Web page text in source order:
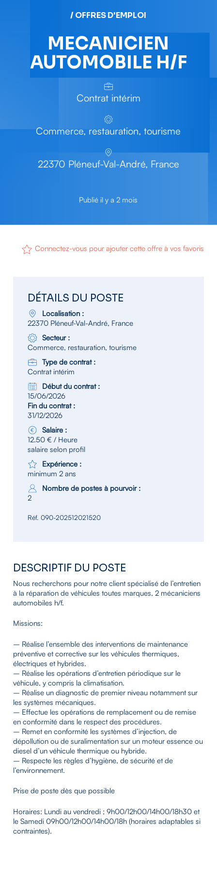
/ OFFRES D'EMPLOI
MECANICIEN
AUTOMOBILE H/F
Contrat intérim
Commerce, restauration, tourisme
22370 Pléneuf-Val-André, France
Publié il y a 2 mois
Connectez-vous pour ajouter cette offre à vos favoris
DÉTAILS DU POSTE
Localisation :
22370 Pléneuf-Val-André, France
Secteur :
Commerce, restauration, tourisme
Type de contrat :
Contrat intérim
Début du contrat :
15/06/2026
Fin du contrat :
31/12/2026
Salaire :
12.50 € / Heure
salaire selon profil
Expérience :
minimum 2 ans
Nombre de postes à pourvoir :
2
Réf. 090-202512021520
DESCRIPTIF DU POSTE
Nous recherchons pour notre client spécialisé de l’entretien
à la réparation de véhicules toutes marques, 2 mécaniciens
automobiles h/f.
Missions:
– Réalise l’ensemble des interventions de maintenance
préventive et corrective sur les véhicules thermiques,
électriques et hybrides.
– Réalise les opérations d’entretien périodique sur le
véhicule, y compris la climatisation.
– Réalise un diagnostic de premier niveau notamment sur
les systèmes mécaniques.
– Effectue les opérations de remplacement ou de remise
en conformité dans le respect des procédures.
– Remet en conformité les systèmes d’injection, de
dépollution ou de suralimentation sur un moteur essence ou
diesel d’un véhicule thermique ou hybride.
– Respecte les règles d’hygiène, de sécurité et de
l’environnement.
Prise de poste dès que possible
Horaires: Lundi au vendredi ; 9h00/12h00/14h00/18h30 et
le Samedi 09h00/12h00/14h00/18h (horaires adaptables si
contraintes).